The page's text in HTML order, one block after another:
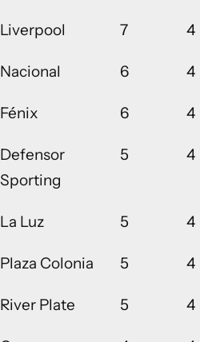
Liverpool 7 4
Nacional 6 4
Fénix 6 4
Defensor
Sporting
5 4
La Luz 5 4
Plaza Colonia 5 4
River Plate 5 4